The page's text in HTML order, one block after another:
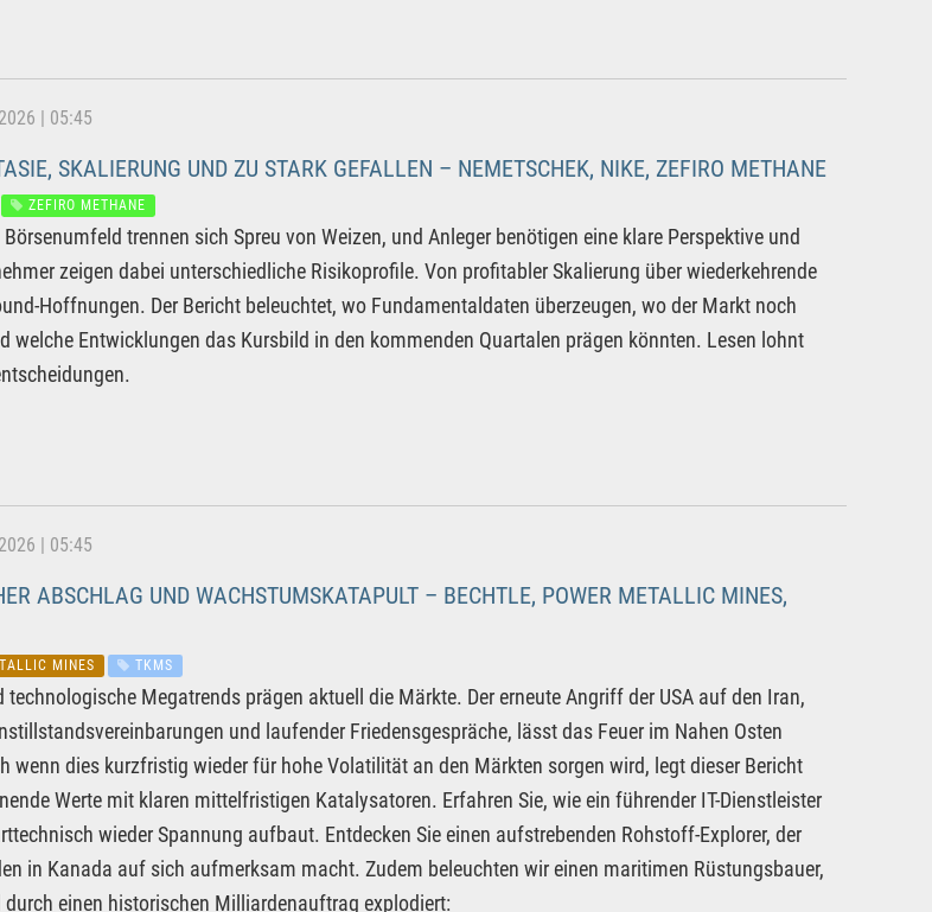
| 05:45
SKALIERUNG UND ZU STARK GEFALLEN – NEMETSCHEK, NIKE, ZEFIRO METHANE
ZEFIRO METHANE
trennen sich Spreu von Weizen, und Anleger benötigen eine klare Perspektive und
zeigen dabei unterschiedliche Risikoprofile. Von profitabler Skalierung über wiederkehrende
Hoffnungen. Der Bericht beleuchtet, wo Fundamentaldaten überzeugen, wo der Markt noch
welche Entwicklungen das Kursbild in den kommenden Quartalen prägen könnten. Lesen lohnt
| 05:45
ABSCHLAG UND WACHSTUMSKATAPULT – BECHTLE, POWER METALLIC MINES,
MINES TKMS
technologische Megatrends prägen aktuell die Märkte. Der erneute Angriff der USA auf den Iran,
und laufender Friedensgespräche, lässt das Feuer im Nahen Osten
wenn dies kurzfristig wieder für hohe Volatilität an den Märkten sorgen wird, legt dieser Bericht
Werte mit klaren mittelfristigen Katalysatoren. Erfahren Sie, wie ein führender IT-Dienstleister
wieder Spannung aufbaut. Entdecken Sie einen aufstrebenden Rohstoff-Explorer, der
in Kanada auf sich aufmerksam macht. Zudem beleuchten wir einen maritimen Rüstungsbauer,
einen historischen Milliardenauftrag explodiert: